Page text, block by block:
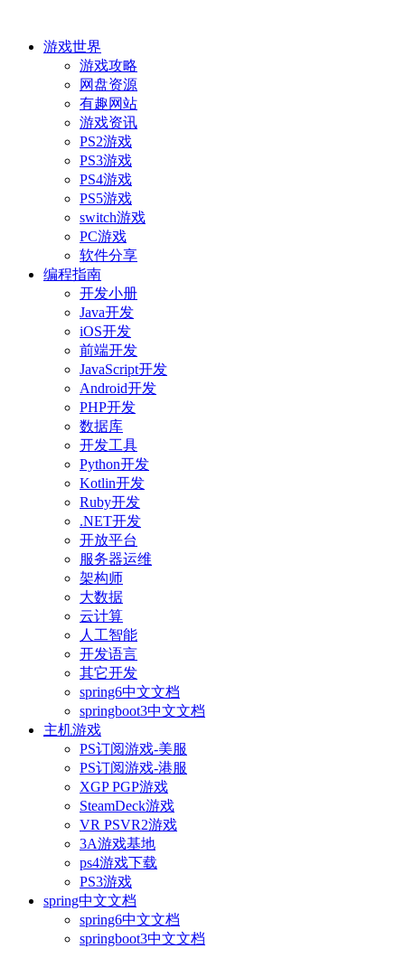
游戏世界
游戏攻略
网盘资源
有趣网站
游戏资讯
PS2游戏
PS3游戏
PS4游戏
PS5游戏
switch游戏
PC游戏
软件分享
编程指南
开发小册
Java开发
iOS开发
前端开发
JavaScript开发
Android开发
PHP开发
数据库
开发工具
Python开发
Kotlin开发
Ruby开发
.NET开发
开放平台
服务器运维
架构师
大数据
云计算
人工智能
开发语言
其它开发
spring6中文文档
springboot3中文文档
主机游戏
PS订阅游戏-美服
PS订阅游戏-港服
XGP PGP游戏
SteamDeck游戏
VR PSVR2游戏
3A游戏基地
ps4游戏下载
PS3游戏
spring中文文档
spring6中文文档
springboot3中文文档